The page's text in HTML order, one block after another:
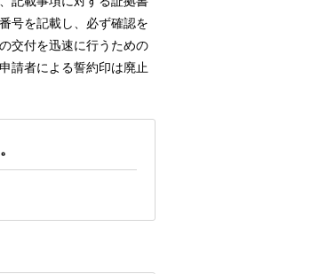
号を記載し、必ず確認を
交付を迅速に行うための
請者による誓約印は廃止